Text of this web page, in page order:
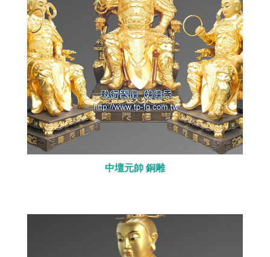
中壇元帥 銅雕